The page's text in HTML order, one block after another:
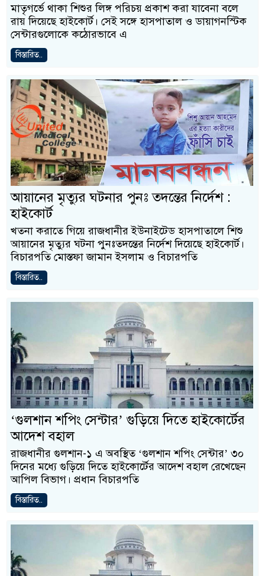
মাতৃগর্ভে থাকা শিশুর লিঙ্গ পরিচয় প্রকাশ করা যাবেনা বলে
রায় দিয়েছে হাইকোর্ট। সেই সঙ্গে হাসপাতাল ও ডায়াগনস্টিক
সেন্টারগুলোকে কঠোরভাবে এ
বিস্তারিত..
আয়ানের মৃত্যুর ঘটনার পুনঃ তদন্তের নির্দেশ :
হাইকোর্ট
খতনা করাতে গিয়ে রাজধানীর ইউনাইটেড হাসপাতালে শিশু
আয়ানের মৃত্যুর ঘটনা পুনঃতদন্তের নির্দেশ দিয়েছে হাইকোর্ট।
বিচারপতি মোস্তফা জামান ইসলাম ও বিচারপতি
বিস্তারিত..
‘গুলশান শপিং সেন্টার’ গুড়িয়ে দিতে হাইকোর্টের
আদেশ বহাল
রাজধানীর গুলশান-১ এ অবস্থিত ‘গুলশান শপিং সেন্টার’ ৩০
দিনের মধ্যে গুড়িয়ে দিতে হাইকোর্টের আদেশ বহাল রেখেছেন
আপিল বিভাগ। প্রধান বিচারপতি
বিস্তারিত..